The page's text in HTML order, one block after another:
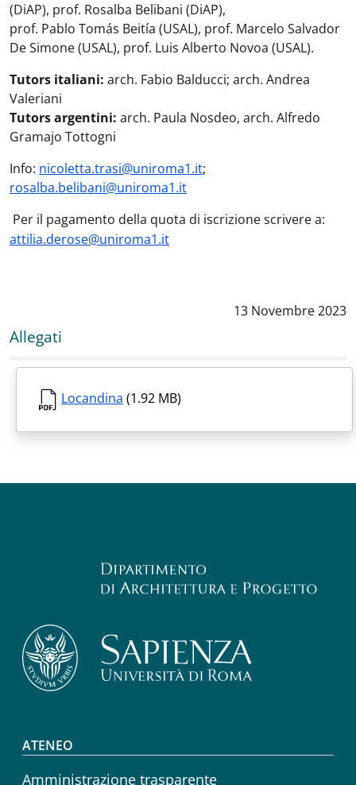
(DiAP), prof. Rosalba Belibani (DiAP),
prof. Pablo Tomás Beitía (USAL), prof. Marcelo Salvador
De Simone (USAL), prof. Luis Alberto Novoa (USAL).
Tutors italiani: arch. Fabio Balducci; arch. Andrea
Valeriani
Tutors argentini: arch. Paula Nosdeo, arch. Alfredo
Gramajo Tottogni
Info: nicoletta.trasi@uniroma1.it;
rosalba.belibani@uniroma1.it
Per il pagamento della quota di iscrizione scrivere a:
attilia.derose@uniroma1.it
Data notizia:
13 Novembre 2023
Allegati
Locandina (1.92 MB)
Footer menu
ATENEO
Amministrazione trasparente